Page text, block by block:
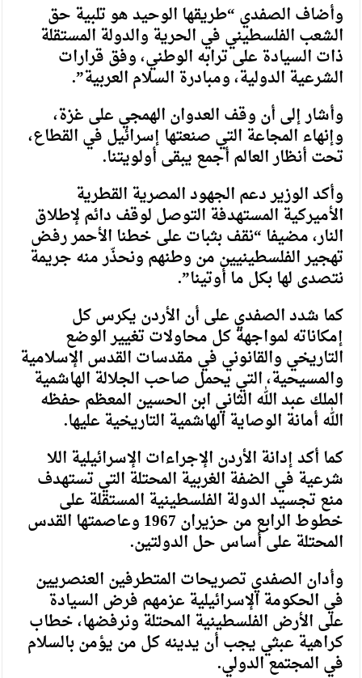
وأضاف الصفدي “طريقها الوحيد هو تلبية حق
الشعب الفلسطيني في الحرية والدولة المستقلة
ذات السيادة على ترابه الوطني، وفق قرارات
الشرعية الدولية، ومبادرة السلام العربية”.
وأشار إلى أن وقف العدوان الهمجي على غزة،
وإنهاء المجاعة التي صنعتها إسرائيل في القطاع،
تحت أنظار العالم أجمع يبقى أولويتنا.
وأكد الوزير دعم الجهود المصرية القطرية
الأميركية المستهدفة التوصل لوقف دائم لإطلاق
النار، مضيفا “نقف بثبات على خطنا الأحمر رفض
تهجير الفلسطينيين من وطنهم ونحذّر منه جريمة
نتصدى لها بكل ما أوتينا”.
كما شدد الصفدي على أن الأردن يكرس كل
إمكاناته لمواجهة كل محاولات تغيير الوضع
التاريخي والقانوني في مقدسات القدس الإسلامية
والمسيحية، التي يحمل صاحب الجلالة الهاشمية
الملك عبد الله الثاني ابن الحسين المعظم حفظه
الله أمانة الوصاية الهاشمية التاريخية عليها.
كما أكد إدانة الأردن الإجراءات الإسرائيلية اللا
شرعية في الضفة الغربية المحتلة التي تستهدف
منع تجسيد الدولة الفلسطينية المستقلة على
خطوط الرابع من حزيران 1967 وعاصمتها القدس
المحتلة على أساس حل الدولتين.
وأدان الصفدي تصريحات المتطرفين العنصريين
في الحكومة الإسرائيلية عزمهم فرض السيادة
على الأرض الفلسطينية المحتلة ونرفضها، خطاب
كراهية عبثي يجب أن يدينه كل من يؤمن بالسلام
في المجتمع الدولي.